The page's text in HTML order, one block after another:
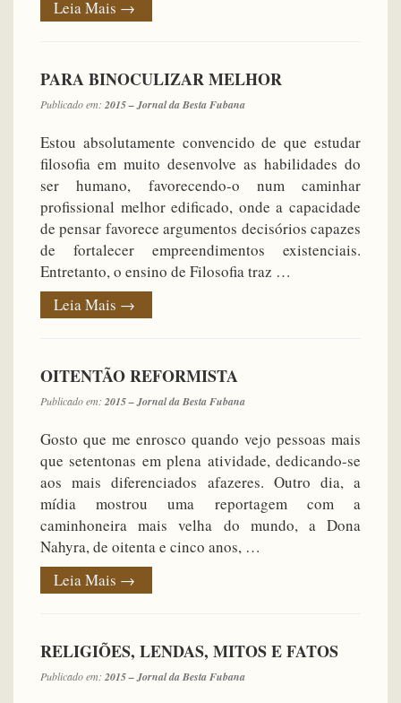
Leia Mais →
PARA BINOCULIZAR MELHOR
Publicado em: 2015 – Jornal da Besta Fubana
Estou absolutamente convencido de que estudar
filosofia em muito desenvolve as habilidades do
ser humano, favorecendo-o num caminhar
profissional melhor edificado, onde a capacidade
de pensar favorece argumentos decisórios capazes
de fortalecer empreendimentos existenciais.
Entretanto, o ensino de Filosofia traz …
Leia Mais →
OITENTÃO REFORMISTA
Publicado em: 2015 – Jornal da Besta Fubana
Gosto que me enrosco quando vejo pessoas mais
que setentonas em plena atividade, dedicando-se
aos mais diferenciados afazeres. Outro dia, a
mídia mostrou uma reportagem com a
caminhoneira mais velha do mundo, a Dona
Nahyra, de oitenta e cinco anos, …
Leia Mais →
RELIGIÕES, LENDAS, MITOS E FATOS
Publicado em: 2015 – Jornal da Besta Fubana